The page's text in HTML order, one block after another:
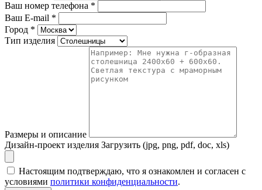
Ваш номер телефона *
Ваш E-mail *
Город *
Тип изделия
Размеры и описание
Дизайн-проект изделия Загрузить (jpg, png, pdf, doc, xls)
Настоящим подтверждаю, что я ознакомлен и согласен с
условиями политики конфиденциальности.